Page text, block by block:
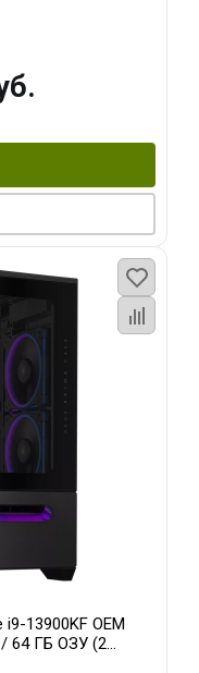
13900KF OEM
64 ГБ ОЗУ (2
16GB GDDR7